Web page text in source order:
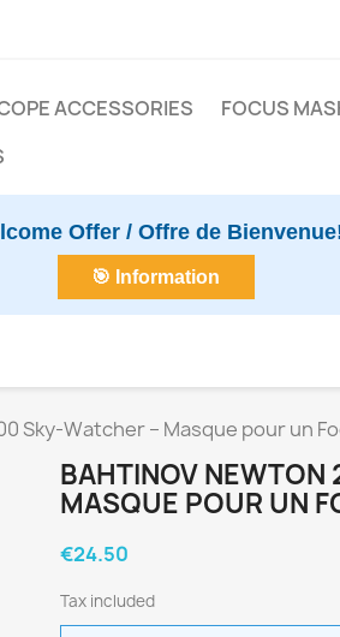
ACCESSORIES FOCUS
Offer / Offre de
🎯 Information
Sky-Watcher – Masque pour un
BAHTINOV NEWTON
MASQUE POUR UN
€24.50
Tax included